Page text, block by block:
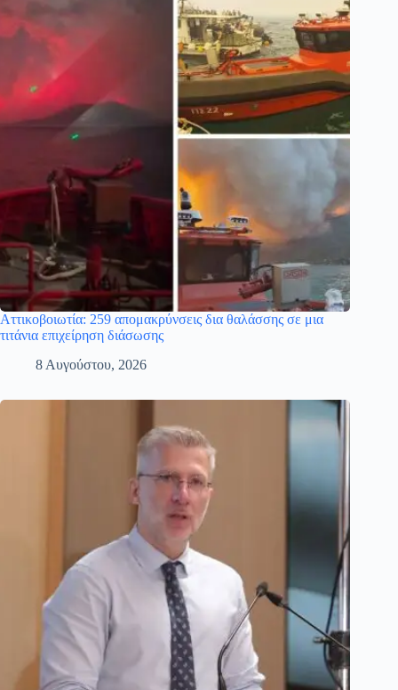
Αττικοβοιωτία: 259 απομακρύνσεις δια θαλάσσης σε μια
τιτάνια επιχείρηση διάσωσης
8 Αυγούστου, 2026